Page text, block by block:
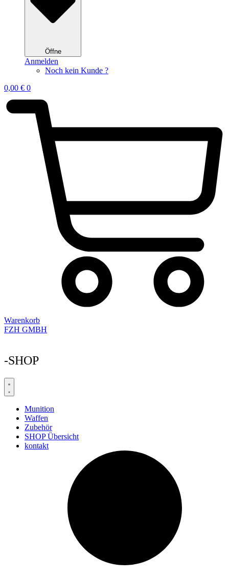
Öffne
Anmelden
Noch kein Kunde ?
0,00 € 0
Warenkorb
FZH GMBH
-SHOP
Munition
Waffen
Zubehör
SHOP Übersicht
kontakt